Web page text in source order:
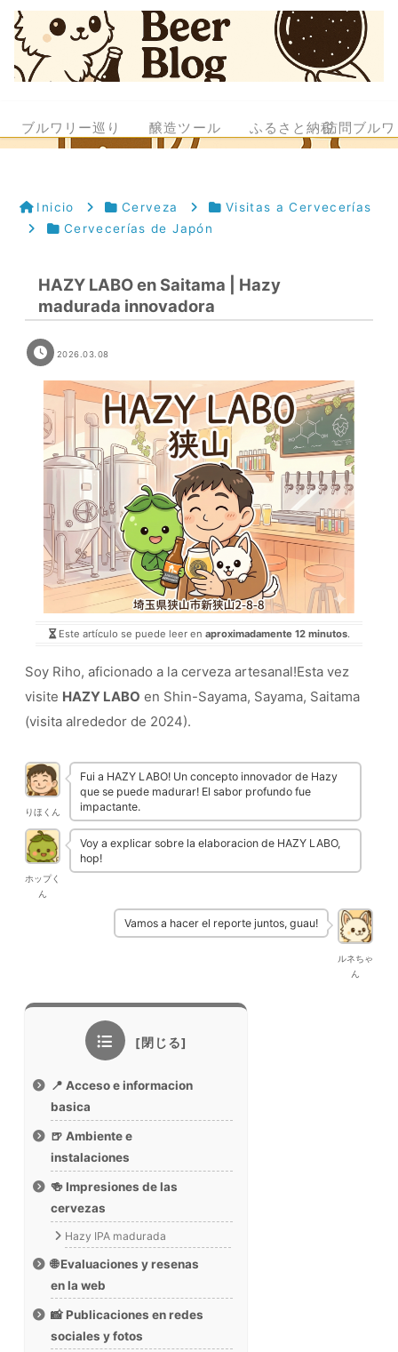
ブルワリー巡り 醸造ツール ふるさと納税訪問ブル
Inicio Cerveza
Visitas a Cervecerías
Cervecerías de Japón
HAZY LABO en Saitama | Hazy
madurada innovadora
2026.03.08
Este artículo se puede leer en aproximadamente 12 minutos.
Soy Riho, aficionado a la cerveza artesanal!Esta vez
visite HAZY LABO en Shin-Sayama, Sayama, Saitama
(visita alrededor de 2024).
りほくん
Fui a HAZY LABO! Un concepto innovador de Hazy
que se puede madurar! El sabor profundo fue
impactante.
ホップく
ん
Voy a explicar sobre la elaboracion de HAZY LABO,
hop!
ルネちゃ
ん
Vamos a hacer el reporte juntos, guau!
📍 Acceso e informacion
basica
🍺 Ambiente e
instalaciones
🍻 Impresiones de las
cervezas
Hazy IPA madurada
🌐 Evaluaciones y resenas
en la web
📸 Publicaciones en redes
sociales y fotos